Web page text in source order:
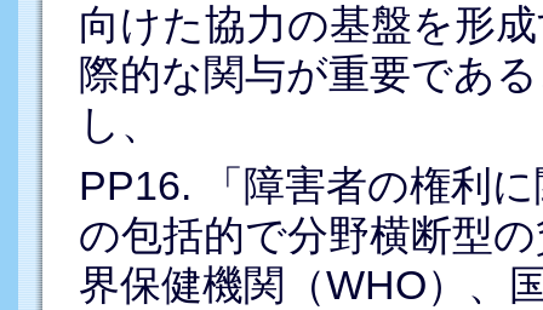
向けた協力の基盤を形
際的な関与が重要であ
し、
PP16. 「障害者の権利
の包括的で分野横断型
界保健機関（WHO）、